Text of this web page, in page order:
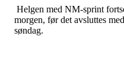
Helgen med NM-sprint
morgen, før det avsluttes
søndag.